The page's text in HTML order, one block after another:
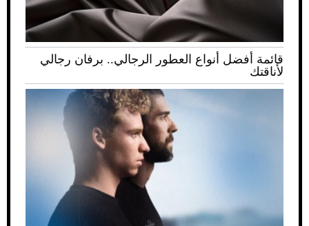
قائمة أفضل أنواع العطور الرجالي.. برفان رجالي
لأناقتك